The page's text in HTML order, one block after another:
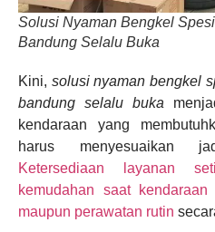
Solusi Nyaman Bengkel
Bandung Selalu Buka
Kini, solusi nyaman bengkel
bandung selalu buka
kendaraan yang
harus menyesuaikan
Ketersediaan layanan
kemudahan saat kendaraan
maupun perawatan rutin